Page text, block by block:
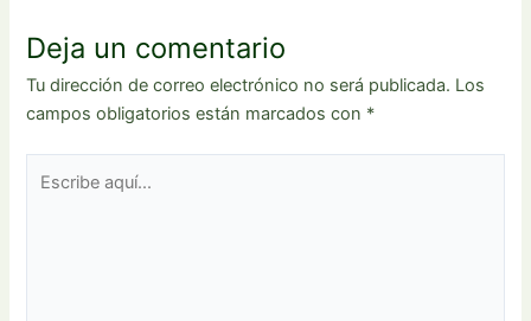
Deja un comentario
Tu dirección de correo electrónico no será publicada. Los
campos obligatorios están marcados con *
aquí...